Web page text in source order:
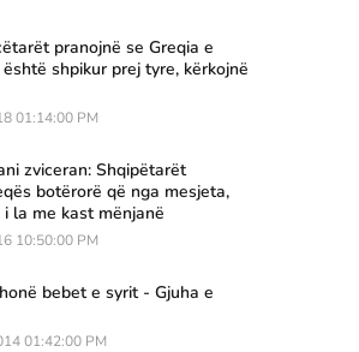
pranojnë se Greqia e
shpikur prej tyre, kërkojnë
01:14:00 PM
zviceran: Shqipëtarët
botërorë që nga mesjeta,
i la me kast mënjanë
10:50:00 PM
bebet e syrit - Gjuha e
01:42:00 PM